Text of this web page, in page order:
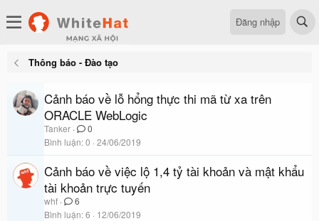
Đăng nhập
Thông báo - Đào tạo
Cảnh báo về lỗ hổng thực thi mã từ xa trên
ORACLE WebLogic
Tanker
0
Bình luận 0 24/06/2019
Cảnh báo về việc lộ 1,4 tỷ tài khoản và mật khẩu
tài khoản trực tuyến
whf
6
Bình luận 6 12/06/2019